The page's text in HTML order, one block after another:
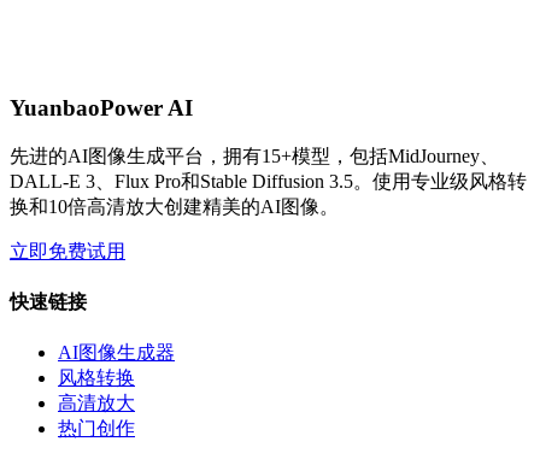
YuanbaoPower AI
先进的AI图像生成平台，拥有15+模型，包括MidJourney、
DALL-E 3、Flux Pro和Stable Diffusion 3.5。使用专业级风格转
换和10倍高清放大创建精美的AI图像。
立即免费试用
快速链接
AI图像生成器
风格转换
高清放大
热门创作